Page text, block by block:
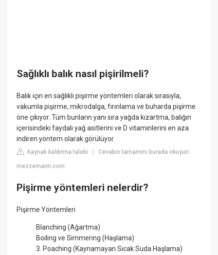
Sağlıklı balık nasıl pişirilmeli?
Balık için en sağlıklı pişirme yöntemleri olarak sırasıyla,
vakumla pişirme, mikrodalga, fırınlama ve buharda pişirme
öne çıkıyor. Tüm bunların yanı sıra yağda kızartma, balığın
içerisindeki faydalı yağ asitlerini ve D vitaminlerini en aza
indiren yöntem olarak görülüyor.
Kaynak kaldırma talebi |Cevabın tamamını burada okuyun:
mezzemarin.com
Pişirme yöntemleri nelerdir?
Pişirme Yöntemleri
Blanching (Ağartma)
Boiling ve Simmering (Haşlama)
3. Poaching (Kaynamayan Sıcak Suda Haşlama)